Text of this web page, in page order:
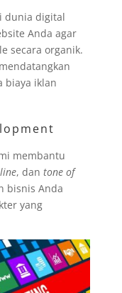
dunia digital
Anda agar
secara organik.
biaya iklan
membantu
, dan tone of
bisnis Anda
yang